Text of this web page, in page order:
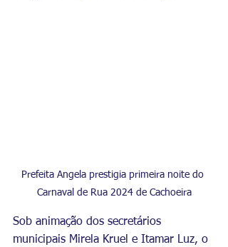
Prefeita Angela prestigia primeira noite do
Carnaval de Rua 2024 de Cachoeira
Sob animação dos secretários
municipais Mirela Kruel e Itamar Luz, o